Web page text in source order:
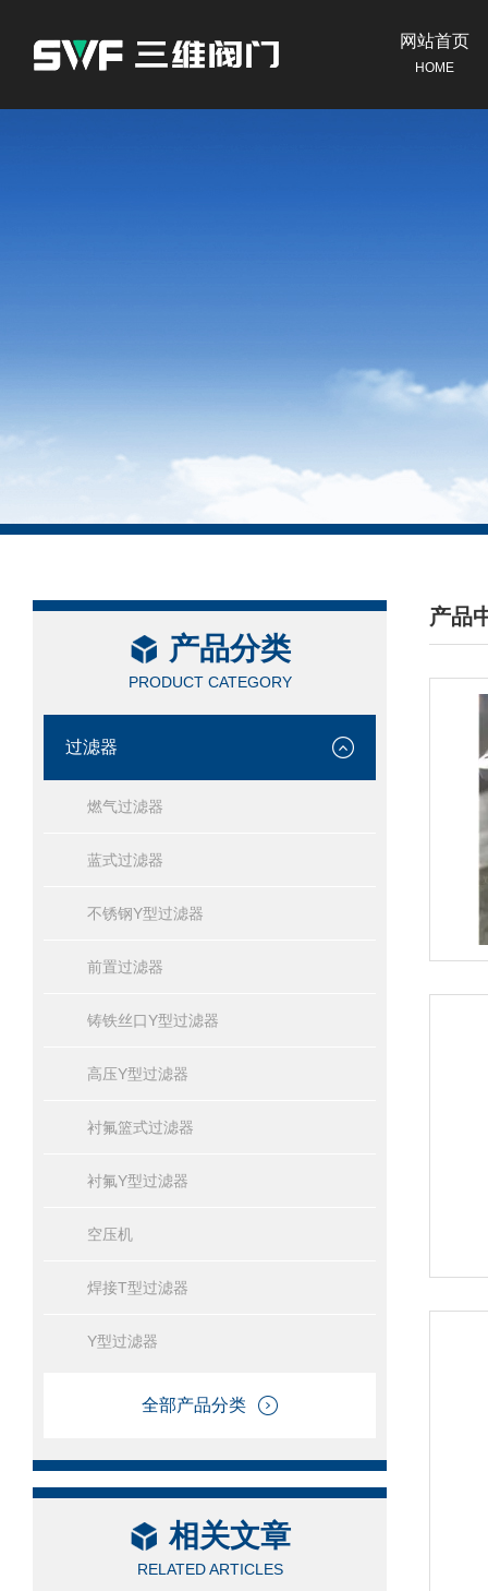
网站首页
HOME
产品分类
PRODUCT CATEGORY
过滤器
燃气过滤器
蓝式过滤器
不锈钢Y型过滤器
前置过滤器
铸铁丝口Y型过滤器
高压Y型过滤器
衬氟篮式过滤器
衬氟Y型过滤器
空压机
焊接T型过滤器
Y型过滤器
全部产品分类
相关文章
RELATED ARTICLES
产品
/